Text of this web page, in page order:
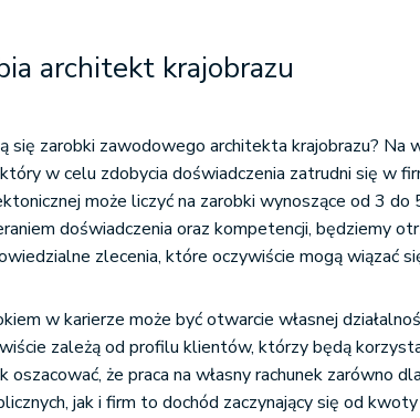
architekt krajobrazu
się zarobki zawodowego architekta krajobrazu? Na
w celu zdobycia doświadczenia zatrudni się w
może liczyć na zarobki wynoszące od 3
doświadczenia oraz kompetencji, będziemy
zlecenia, które oczywiście mogą wiązać
w karierze może być otwarcie własnej
zależą od profilu klientów, którzy będą
oszacować, że praca na własny rachunek zarówno
jak i firm to dochód zaczynający się od